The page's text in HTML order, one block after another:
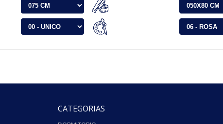
CATEGORIAS